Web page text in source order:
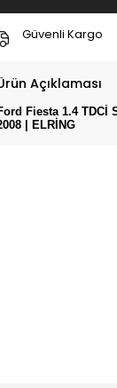
Güvenli Kargo
Açıklaması
Fiesta 1.4 TDCİ
| ELRİNG